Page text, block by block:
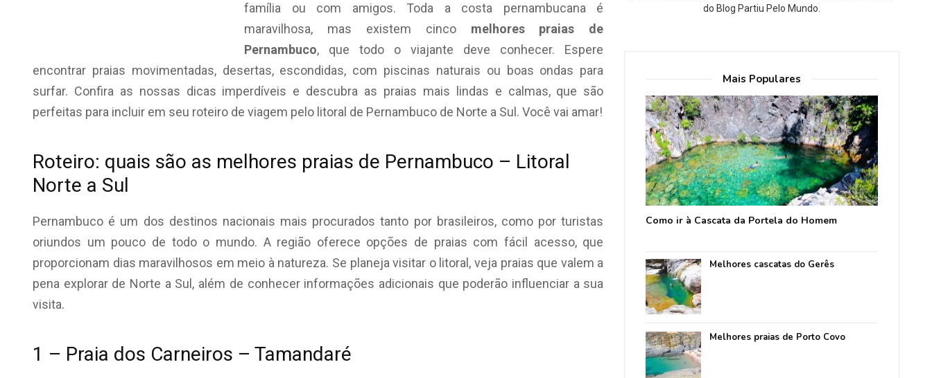
família ou com amigos. Toda a costa pernambucana é
maravilhosa, mas existem cinco melhores praias de
Pernambuco, que todo o viajante deve conhecer. Espere
encontrar praias movimentadas, desertas, escondidas, com piscinas naturais ou boas ondas para
surfar. Confira as nossas dicas imperdíveis e descubra as praias mais lindas e calmas, que são
perfeitas para incluir em seu roteiro de viagem pelo litoral de Pernambuco de Norte a Sul. Você vai amar!
Roteiro: quais são as melhores praias de Pernambuco – Litoral
Norte a Sul
Pernambuco é um dos destinos nacionais mais procurados tanto por brasileiros, como por turistas
oriundos um pouco de todo o mundo. A região oferece opções de praias com fácil acesso, que
proporcionam dias maravilhosos em meio à natureza. Se planeja visitar o litoral, veja praias que valem a
pena explorar de Norte a Sul, além de conhecer informações adicionais que poderão influenciar a sua
visita.
1 – Praia dos Carneiros – Tamandaré
do Blog Partiu Pelo Mundo.
Mais Populares
Como ir à Cascata da Portela do Homem
Melhores cascatas do Gerês
Melhores praias de Porto Covo